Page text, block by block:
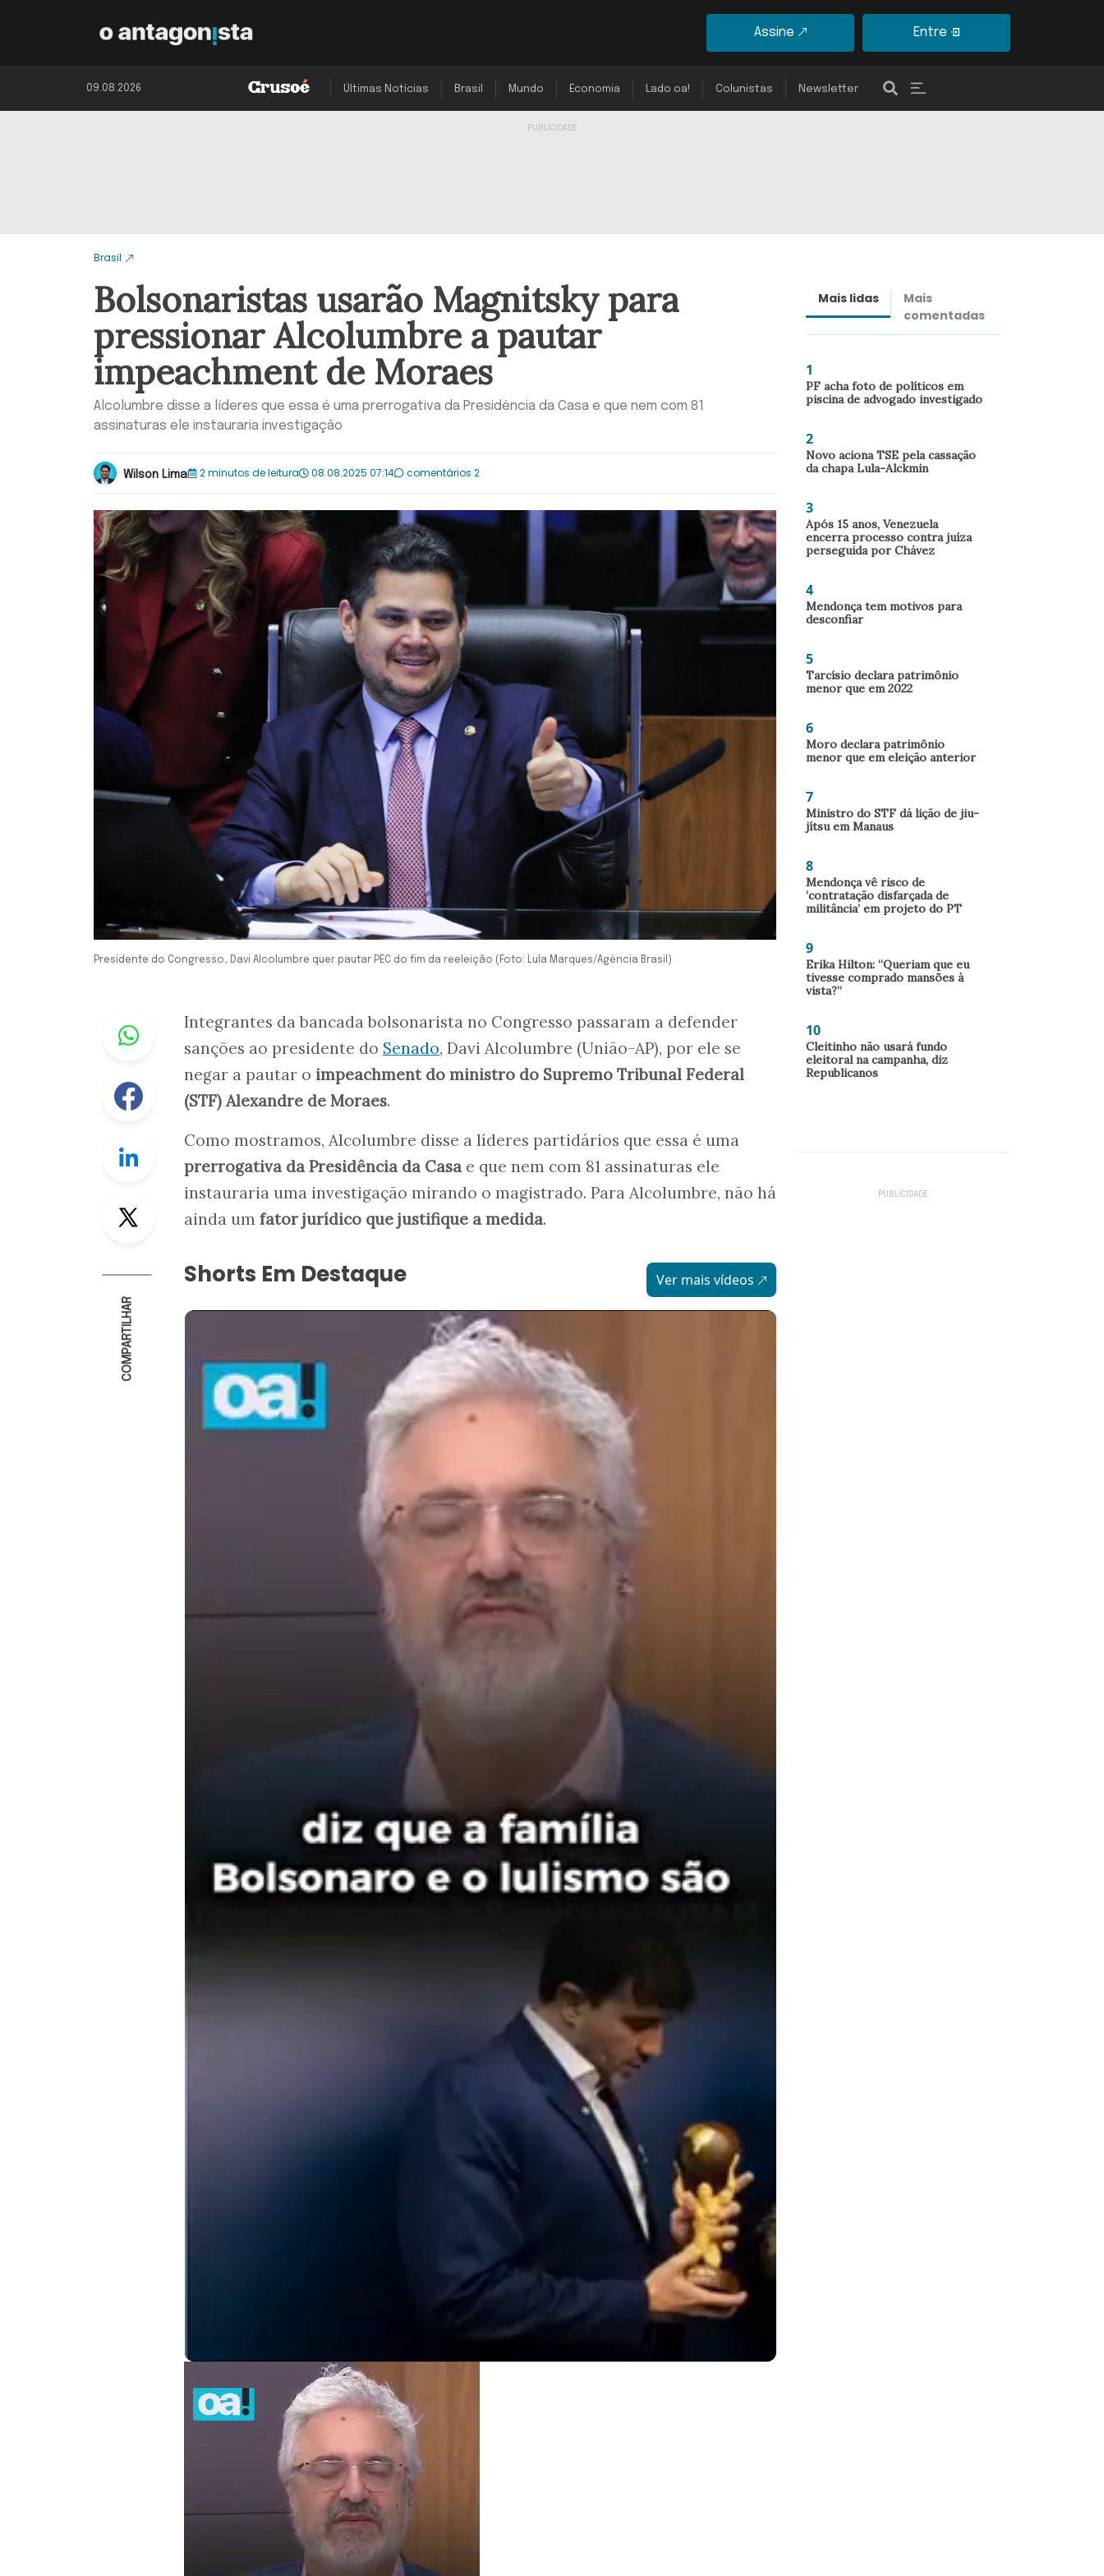
Assine Entre
09.08.2026 Últimas Notícias Brasil Mundo Economia Lado oa! Colunistas Newsletter
Brasil
Bolsonaristas usarão Magnitsky para
pressionar Alcolumbre a pautar
impeachment de Moraes
Alcolumbre disse a líderes que essa é uma prerrogativa da Presidência da Casa e que nem com 81
assinaturas ele instauraria investigação
Wilson Lima 2 minutos de leitura 08.08.2025 07:14 comentários 2
Presidente do Congresso, Davi Alcolumbre quer pautar PEC do fim da reeleição (Foto: Lula Marques/Agência Brasil)
Whastapp
Facebook
Linkedin
Twitter
COMPARTILHAR
Integrantes da bancada bolsonarista no Congresso passaram a defender
sanções ao presidente do Senado, Davi Alcolumbre (União-AP), por ele se
negar a pautar o impeachment do ministro do Supremo Tribunal Federal
(STF) Alexandre de Moraes.
Como mostramos, Alcolumbre disse a líderes partidários que essa é uma
prerrogativa da Presidência da Casa e que nem com 81 assinaturas ele
instauraria uma investigação mirando o magistrado. Para Alcolumbre, não há
ainda um fator jurídico que justifique a medida.
Shorts Em Destaque Ver mais vídeos
Mais lidas
Mais
comentadas
1
PF acha foto de políticos em
piscina de advogado investigado
2
Novo aciona TSE pela cassação
da chapa Lula-Alckmin
3
Após 15 anos, Venezuela
encerra processo contra juíza
perseguida por Chávez
4
Mendonça tem motivos para
desconfiar
5
Tarcísio declara patrimônio
menor que em 2022
6
Moro declara patrimônio
menor que em eleição anterior
7
Ministro do STF dá lição de jiu-
jítsu em Manaus
8
Mendonça vê risco de
‘contratação disfarçada de
militância’ em projeto do PT
9
Erika Hilton: “Queriam que eu
tivesse comprado mansões à
vista?”
10
Cleitinho não usará fundo
eleitoral na campanha, diz
Republicanos